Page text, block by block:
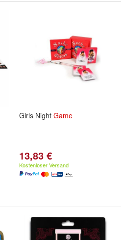
Girls Night Game
13,83 €
Kostenloser Versand